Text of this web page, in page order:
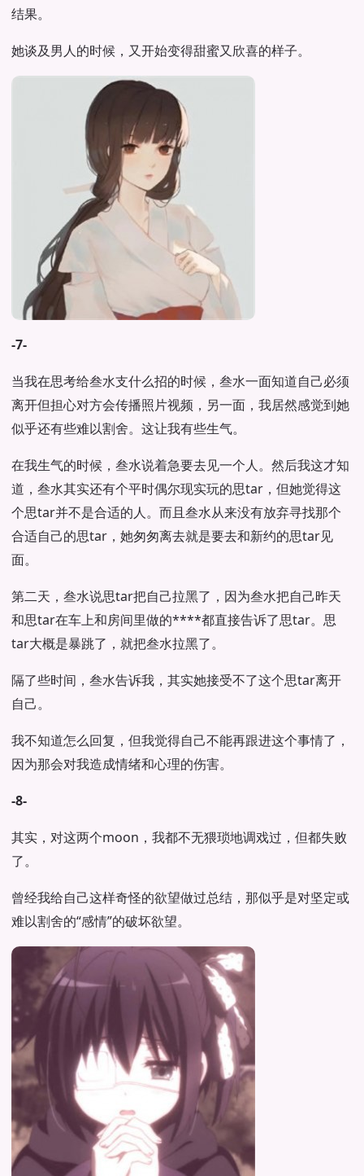
结果。
她谈及男人的时候，又开始变得甜蜜又欣喜的样子。
-7-
当我在思考给叁水支什么招的时候，叁水一面知道自己必须
离开但担心对方会传播照片视频，另一面，我居然感觉到她
似乎还有些难以割舍。这让我有些生气。
在我生气的时候，叁水说着急要去见一个人。然后我这才知
道，叁水其实还有个平时偶尔现实玩的思tar，但她觉得这
个思tar并不是合适的人。而且叁水从来没有放弃寻找那个
合适自己的思tar，她匆匆离去就是要去和新约的思tar见
面。
第二天，叁水说思tar把自己拉黑了，因为叁水把自己昨天
和思tar在车上和房间里做的****都直接告诉了思tar。思
tar大概是暴跳了，就把叁水拉黑了。
隔了些时间，叁水告诉我，其实她接受不了这个思tar离开
自己。
我不知道怎么回复，但我觉得自己不能再跟进这个事情了，
因为那会对我造成情绪和心理的伤害。
-8-
其实，对这两个moon，我都不无猥琐地调戏过，但都失败
了。
曾经我给自己这样奇怪的欲望做过总结，那似乎是对坚定或
难以割舍的“感情”的破坏欲望。